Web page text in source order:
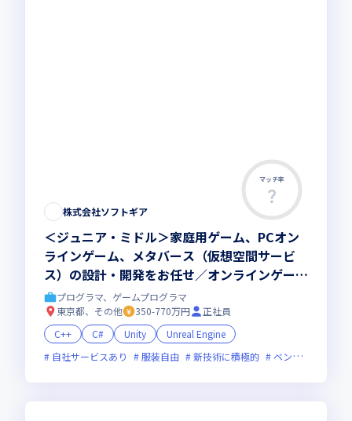
マッチ率
株式会社ソフトギア
＜ジュニア・ミドル＞家庭用ゲーム、PCオン
ラインゲーム、メタバース（仮想空間サービ
ス）の設計・開発をお任せ／オンラインゲー
ム・メタバース専門の開発スタジオ
プログラマ、ゲームプログラマ
東京都、その他
350-770万円
正社員
C++
C# Unity
Unreal Engine
自社サービスあり
服装自由 新技術に積極的 ベンチャー企業